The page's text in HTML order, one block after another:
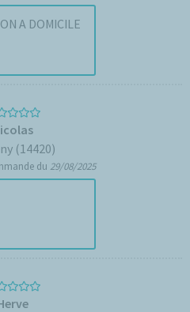
A DOMICILE
(14420)
du 29/08/2025